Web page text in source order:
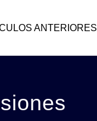
ANTERIORES